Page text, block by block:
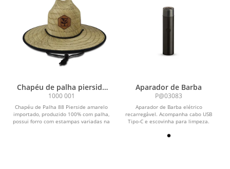
Chapéu de palha pierside
com forro com aplique
frontal e lateral
1000 001
Chapéu de Palha 88 Pierside amarelo
importado, produzido 100% com palha,
possui forro com estampas variadas na
Aparador de Barba
P@03083
Aparador de Barba elétrico
recarregável. Acompanha cabo USB
Tipo-C e escovinha para limpeza.